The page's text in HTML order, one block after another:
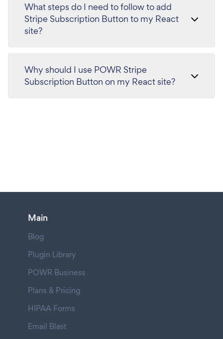
What steps do I need to follow to add
Stripe Subscription Button to my React
site?
Why should I use POWR Stripe
Subscription Button on my React site?
Main
Blog
Plugin Library
POWR Business
Plans & Pricing
HIPAA Forms
Email Blast